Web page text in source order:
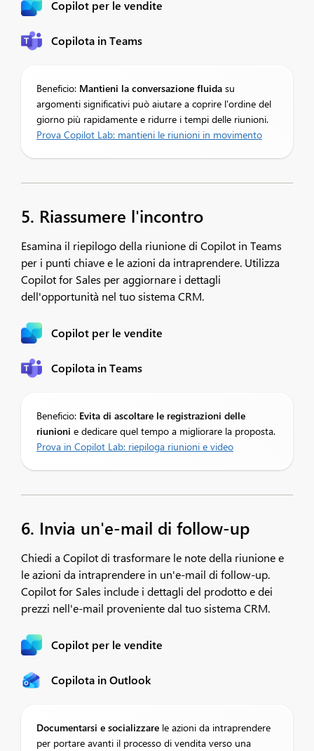
Copilot per le vendite
Copilota in Teams
Beneficio: Mantieni la conversazione fluida su
argomenti significativi può aiutare a coprire l'ordine del
giorno più rapidamente e ridurre i tempi delle riunioni.​
Prova Copilot Lab: mantieni le riunioni in movimento
5. Riassumere l'incontro
Esamina il riepilogo della riunione di Copilot in Teams
per i punti chiave e le azioni da intraprendere. Utilizza
Copilot for Sales per aggiornare i dettagli
dell'opportunità nel tuo sistema CRM.
Copilot per le vendite
Copilota in Teams
Beneficio: Evita di ascoltare le registrazioni delle
riunioni e dedicare quel tempo a migliorare la proposta.​
Prova in Copilot Lab: riepiloga riunioni e video
6. Invia un'e-mail di follow-up
Chiedi a Copilot di trasformare le note della riunione e
le azioni da intraprendere in un'e-mail di follow-up.
Copilot for Sales include i dettagli del prodotto e dei
prezzi nell'e-mail proveniente dal tuo sistema CRM.
Copilot per le vendite
Copilota in Outlook
Documentarsi e socializzare le azioni da intraprendere
per portare avanti il ​​processo di vendita verso una